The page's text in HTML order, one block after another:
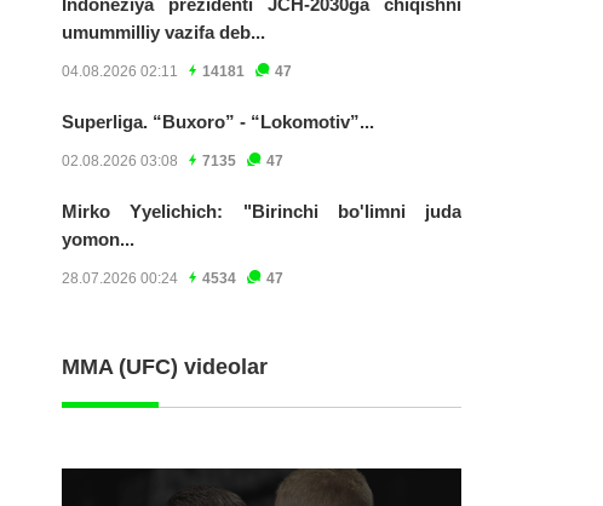
Indoneziya prezidenti JCH-2030ga chiqishni
umummilliy vazifa deb...
04.08.2026 02:11 14181 47
Superliga. “Buxoro” - “Lokomotiv”...
02.08.2026 03:08 7135 47
Mirko Yyelichich: "Birinchi bo'limni juda
yomon...
28.07.2026 00:24 4534 47
MMA (UFC) videolar